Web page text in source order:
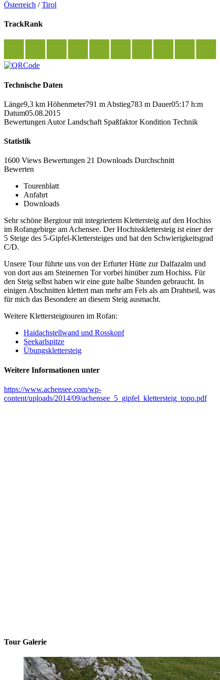
Österreich /Tirol
TrackRank
Technische Daten
Länge9,3 km Höhenmeter791 m Abstieg783 m Dauer05:17 h:m
Datum05.08.2015
Bewertungen Autor Landschaft Spaßfaktor Kondition Technik
Statistik
1600 Views Bewertungen 21 Downloads Durchschnitt
Bewerten
Tourenblatt
Anfahrt
Downloads
Sehr schöne Bergtour mit integriertem Klettersteig auf den Hochiss
im Rofangebirge am Achensee. Der Hochissklettersteig ist einer der
5 Steige des 5-Gipfel-Klettersteiges und hat den Schwierigkeitsgrad
C/D.
Unsere Tour führte uns von der Erfurter Hütte zur Dalfazalm und
von dort aus am Steinernen Tor vorbei hinüber zum Hochiss. Für
den Steig selbst haben wir eine gute halbe Stunden gebraucht. In
einigen Abschnitten klettert man mehr am Fels als am Drahtseil, was
für mich das Besondere an diesem Steig ausmacht.
Weitere Klettersteigtouren im Rofan:
Haidachstellwand und Rosskopf
Seekarlspitze
Übungsklettersteig
Weitere Informationen unter
https://www.achensee.com/wp-
content/uploads/2014/09/achensee_5_gipfel_klettersteig_topo.pdf
Tour Galerie